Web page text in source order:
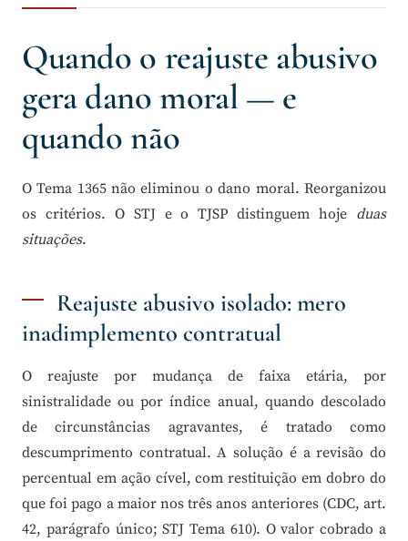
Quando o reajuste abusivo
gera dano moral — e
quando não
O Tema 1365 não eliminou o dano moral. Reorganizou
os critérios. O STJ e o TJSP distinguem hoje duas
situações.
Reajuste abusivo isolado: mero
inadimplemento contratual
O reajuste por mudança de faixa etária, por
sinistralidade ou por índice anual, quando descolado
de circunstâncias agravantes, é tratado como
descumprimento contratual. A solução é a revisão do
percentual em ação cível, com restituição em dobro do
que foi pago a maior nos três anos anteriores (CDC, art.
42, parágrafo único; STJ Tema 610). O valor cobrado a